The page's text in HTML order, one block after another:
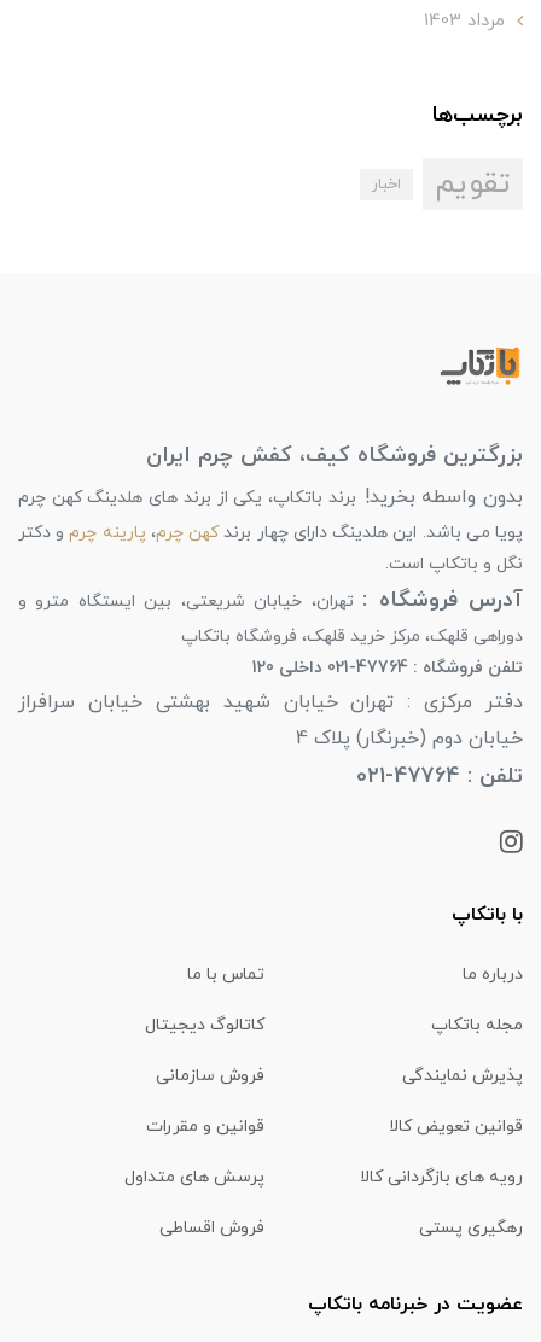
مرداد 1403
برچسب‌ها
تقویم اخبار
بزرگترین فروشگاه کیف، کفش چرم ایران
بدون واسطه بخرید! برند باتکاپ، یکی از برند های هلدینگ کهن چرم
پویا می باشد. این هلدینگ دارای چهار برندکهن چرم، پارینه چرمو دکتر
نگل و باتکاپ است.
آدرس فروشگاه : تهران، خیابان شریعتی، بین ایستگاه مترو و
دوراهی قلهک، مرکز خرید قلهک، فروشگاه باتکاپ
تلفن فروشگاه : 47764-021 داخلی 120
دفتر مرکزی : تهران خیابان شهید بهشتی خیابان سرافراز
خیابان دوم (خبرنگار) پلاک 4
تلفن : 47764-021
با باتکاپ
درباره ما تماس با ما
مجله باتکاپ کاتالوگ دیجیتال
پذیرش نمایندگی فروش سازمانی
قوانین تعویض کالا قوانین و مقررات
رویه های بازگردانی کالا پرسش های متداول
رهگیری پستی فروش اقساطی
عضویت در خبرنامه باتکاپ